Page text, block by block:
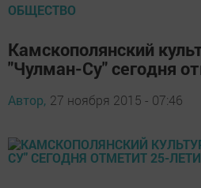
ОБЩЕСТВО
Камскополянский
"Чулман-Су" сегодня
Автор, 27 ноября 2015 - 07:46